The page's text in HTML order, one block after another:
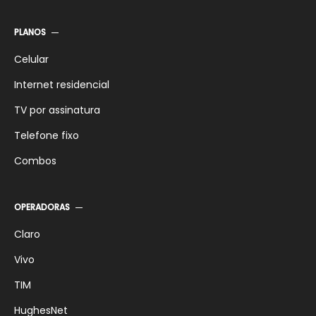
TV
Comparativos
PLANOS
Celular
Internet residencial
TV por assinatura
Telefone fixo
Combos
OPERADORAS
Claro
Vivo
TIM
HughesNet